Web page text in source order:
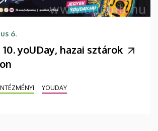
6.
yoUDay, hazai sztárok
YOUDAY